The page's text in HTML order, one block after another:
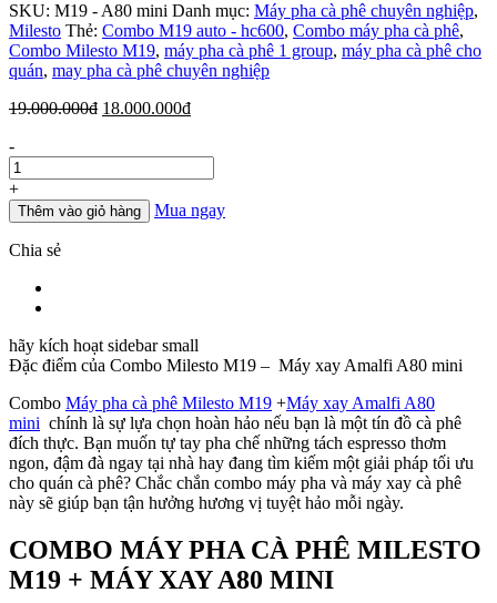
SKU: M19 - A80 mini Danh mục: Máy pha cà phê chuyên nghiệp,
Milesto Thẻ: Combo M19 auto - hc600, Combo máy pha cà phê,
Combo Milesto M19, máy pha cà phê 1 group, máy pha cà phê cho
quán, may pha cà phê chuyên nghiệp
19.000.000đ Giá
18.000.000đGiá
Số
lượng
-
+
Thêm vào giỏ hàng Mua ngay
Chia sẻ
hãy kích hoạt sidebar small
Đặc điểm của Combo Milesto M19 – Máy xay Amalfi A80 mini
Combo Máy pha cà phê Milesto M19 +Máy xay Amalfi A80
mini chính là sự lựa chọn hoàn hảo nếu bạn là một tín đồ cà phê
đích thực. Bạn muốn tự tay pha chế những tách espresso thơm
ngon, đậm đà ngay tại nhà hay đang tìm kiếm một giải pháp tối ưu
cho quán cà phê? Chắc chắn combo máy pha và máy xay cà phê
này sẽ giúp bạn tận hưởng hương vị tuyệt hảo mỗi ngày.
COMBO MÁY PHA CÀ PHÊ MILESTO
M19 + MÁY XAY A80 MINI